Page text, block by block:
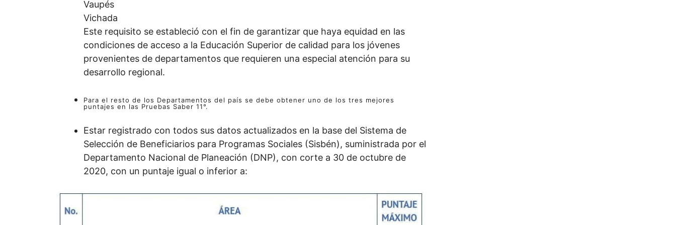
Vaupés
Vichada
Este requisito se estableció con el fin de garantizar que haya equidad en las
condiciones de acceso a la Educación Superior de calidad para los jóvenes
provenientes de departamentos que requieren una especial atención para su
desarrollo regional.
Para el resto de los Departamentos del país se debe obtener uno de los tres mejores
puntajes en las Pruebas Saber 11°.
Estar registrado con todos sus datos actualizados en la base del Sistema de
Selección de Beneficiarios para Programas Sociales (Sisbén), suministrada por el
Departamento Nacional de Planeación (DNP), con corte a 30 de octubre de
2020, con un puntaje igual o inferior a: